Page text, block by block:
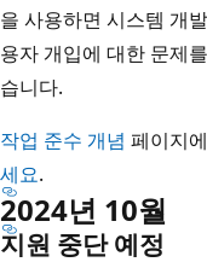
을 사용하면 시스템 개
용자 개입에 대한 문제
습니다.
작업 준수 개념 페이지
세요.
2024년 10월
지원 중단 예정